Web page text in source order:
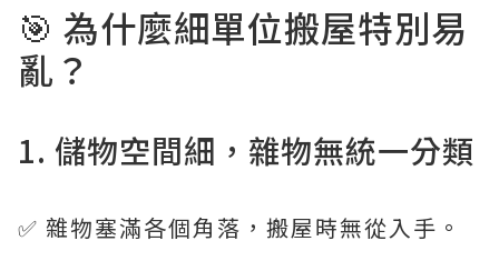
🎯 為什麼細單位搬屋特別易
亂？
1. 儲物空間細，雜物無統一分類
✅ 雜物塞滿各個角落，搬屋時無從入手。